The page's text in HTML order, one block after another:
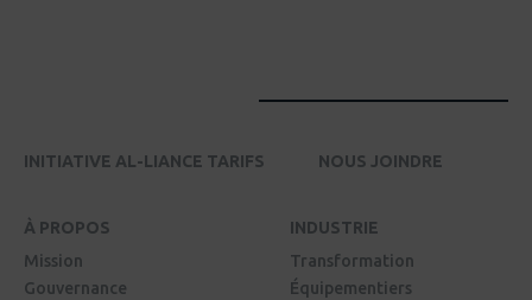
INITIATIVE AL-LIANCE TARIFS NOUS JOINDRE
À PROPOS
Mission
Gouvernance
INDUSTRIE
Transformation
Équipementiers